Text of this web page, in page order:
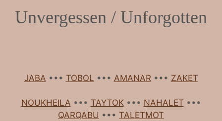
Unvergessen / Unforgotten
JABA ••• TOBOL ••• AMANAR ••• ZAKET
NOUKHEILA ••• TAYTOK••• NAHALET •••
QARQABU ••• TALETMOT